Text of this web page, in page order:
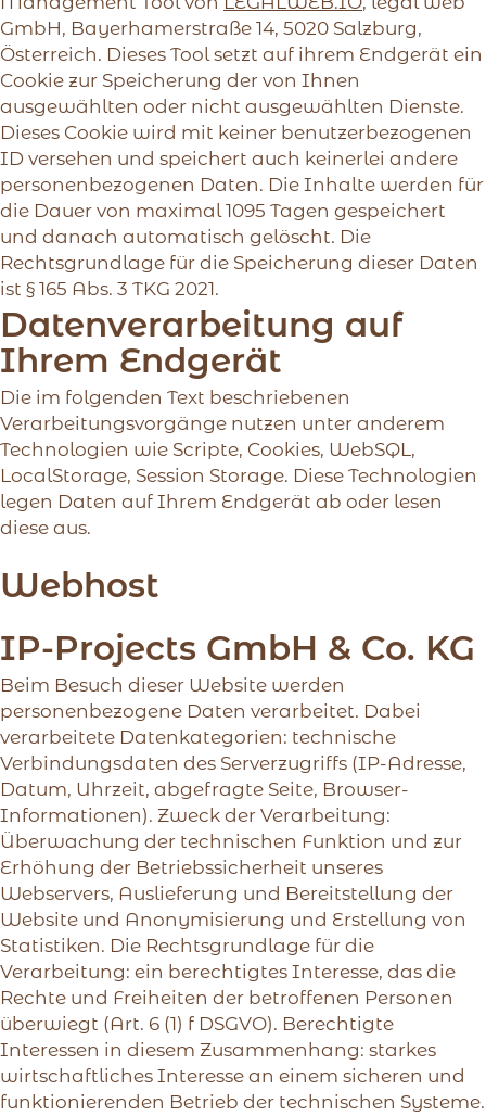
GmbH, Bayerhamerstraße 14, 5020 Salzburg,
Österreich. Dieses Tool setzt auf ihrem Endgerät ein
Cookie zur Speicherung der von Ihnen
ausgewählten oder nicht ausgewählten Dienste.
Dieses Cookie wird mit keiner benutzerbezogenen
ID versehen und speichert auch keinerlei andere
personenbezogenen Daten. Die Inhalte werden für
die Dauer von maximal 1095 Tagen gespeichert
und danach automatisch gelöscht. Die
Rechtsgrundlage für die Speicherung dieser Daten
ist § 165 Abs. 3 TKG 2021.
Datenverarbeitung auf
Ihrem Endgerät
Die im folgenden Text beschriebenen
Verarbeitungsvorgänge nutzen unter anderem
Technologien wie Scripte, Cookies, WebSQL,
LocalStorage, Session Storage. Diese Technologien
legen Daten auf Ihrem Endgerät ab oder lesen
diese aus.
Webhost
IP-Projects GmbH & Co. KG
Beim Besuch dieser Website werden
personenbezogene Daten verarbeitet. Dabei
verarbeitete Datenkategorien: technische
Verbindungsdaten des Serverzugriffs (IP-Adresse,
Datum, Uhrzeit, abgefragte Seite, Browser-
Informationen). Zweck der Verarbeitung:
Überwachung der technischen Funktion und zur
Erhöhung der Betriebssicherheit unseres
Webservers, Auslieferung und Bereitstellung der
Website und Anonymisierung und Erstellung von
Statistiken. Die Rechtsgrundlage für die
Verarbeitung: ein berechtigtes Interesse, das die
Rechte und Freiheiten der betroffenen Personen
überwiegt (Art. 6 (1) f DSGVO). Berechtigte
Interessen in diesem Zusammenhang: starkes
wirtschaftliches Interesse an einem sicheren und
funktionierenden Betrieb der technischen Systeme.